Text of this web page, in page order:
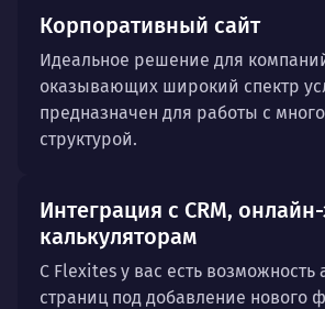
Корпоративный сайт
Идеальное решение для
оказывающих широкий спектр
предназначен для работы с
структурой.
Интеграция с CRM,
калькуляторам
С Flexites у вас есть возможность
страниц под добавление нового